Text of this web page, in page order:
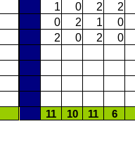
1 0 2
2
0 2 1
0
2 0 2
0
11 10 11 6